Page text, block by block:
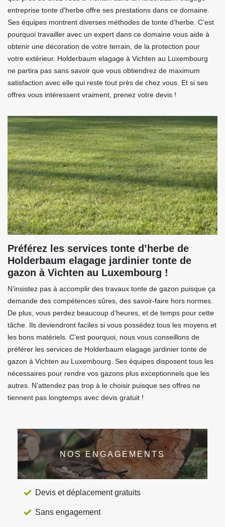
entreprise tonte d'herbe offre ses prestations dans ce domaine.
Ses équipes montrent diverses méthodes de tonte d’herbe. C’est
pourquoi travailler avec un expert dans ce domaine vous aide à
obtenir une décoration de votre terrain, de la protection pour
votre extérieur. Holderbaum elagage à Vichten au Luxembourg
ne partira pas sans savoir que vous obtiendrez de maximum
satisfaction avec elle qui reste tout près de chez vous. Et si ses
offres vous intéressent vraiment, prenez votre devis !
Préférez les services tonte d’herbe de
Holderbaum elagage jardinier tonte de
gazon à Vichten au Luxembourg !
N’insistez pas à accomplir des travaux tonte de gazon puisque ça
demande des compétences sûres, des savoir-faire hors normes.
De plus, vous perdez beaucoup d’heures, et de temps pour cette
tâche. Ils deviendront faciles si vous possédez tous les moyens et
les bons matériels. C’est pourquoi, nous vous conseillons de
préférer les services de Holderbaum elagage jardinier tonte de
gazon à Vichten au Luxembourg. Ses équipes disposent tous les
nécessaires pour rendre vos gazons plus exceptionnels que les
autres. N’attendez pas trop à le choisir puisque ses offres ne
tiennent pas longtemps avec devis gratuit !
NOS ENGAGEMENTS
Devis et déplacement gratuits
Sans engagement